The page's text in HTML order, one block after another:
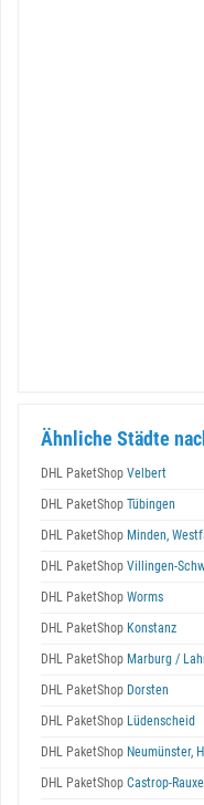
Ähnliche Städte
DHL PaketShop Velbert
DHL PaketShop Tübingen
DHL PaketShop Minden,
DHL PaketShop Villingen-
DHL PaketShop Worms
DHL PaketShop Konstanz
DHL PaketShop Marburg /
DHL PaketShop Dorsten
DHL PaketShop Lüdenscheid
DHL PaketShop Neumünster,
DHL PaketShop Castrop-Rauxel